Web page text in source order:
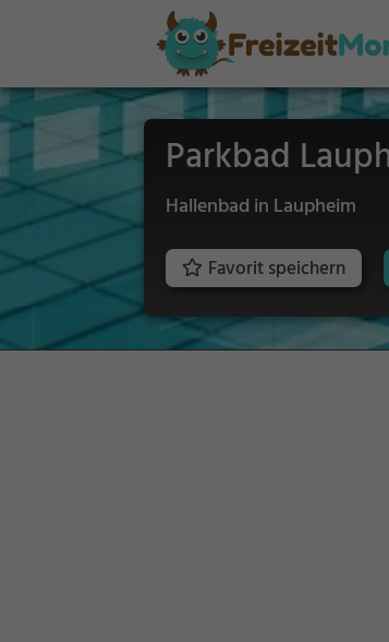
Parkbad
Hallenbad in Laupheim
Favorit speichern